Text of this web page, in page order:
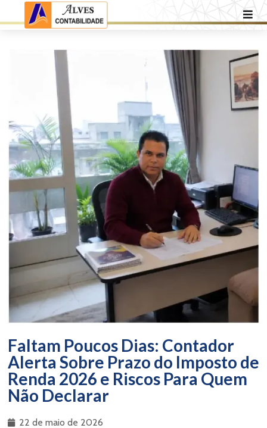
Faltam Poucos Dias: Contador
Alerta Sobre Prazo do Imposto de
Renda 2026 e Riscos Para Quem
Não Declarar
22 de maio de 2026